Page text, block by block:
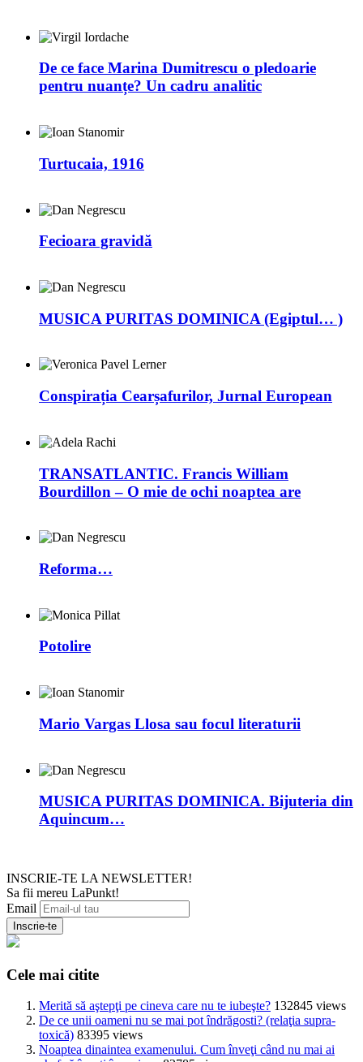
De ce face Marina Dumitrescu o pledoarie
pentru nuanțe? Un cadru analitic
Turtucaia, 1916
Fecioara gravidă
MUSICA PURITAS DOMINICA (Egiptul… )
Conspirația Cearșafurilor, Jurnal European
TRANSATLANTIC. Francis William
Bourdillon – O mie de ochi noaptea are
Reforma…
Potolire
Mario Vargas Llosa sau focul literaturii
MUSICA PURITAS DOMINICA. Bijuteria din
Aquincum…
INSCRIE-TE LA NEWSLETTER!
Sa fii mereu LaPunkt!
Email
Cele mai citite
Merită să aştepţi pe cineva care nu te iubeşte? 132845 views
De ce unii oameni nu se mai pot îndrăgosti? (relaţia supra-
toxică) 83395 views
Noaptea dinaintea examenului. Cum înveţi când nu mai ai